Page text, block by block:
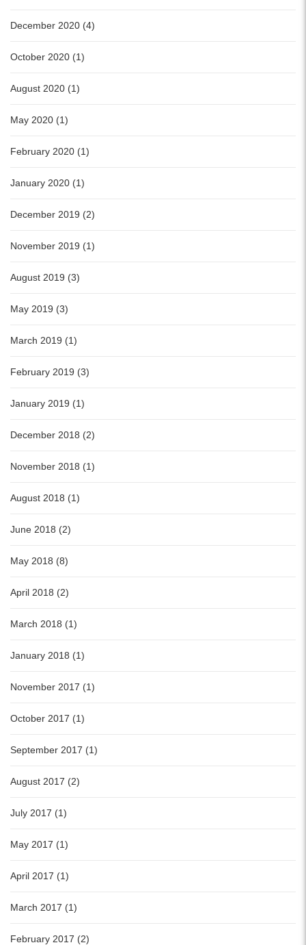
December 2020 (4)
October 2020 (1)
August 2020 (1)
May 2020 (1)
February 2020 (1)
January 2020 (1)
December 2019 (2)
November 2019 (1)
August 2019 (3)
May 2019 (3)
March 2019 (1)
February 2019 (3)
January 2019 (1)
December 2018 (2)
November 2018 (1)
August 2018 (1)
June 2018 (2)
May 2018 (8)
April 2018 (2)
March 2018 (1)
January 2018 (1)
November 2017 (1)
October 2017 (1)
September 2017 (1)
August 2017 (2)
July 2017 (1)
May 2017 (1)
April 2017 (1)
March 2017 (1)
February 2017 (2)